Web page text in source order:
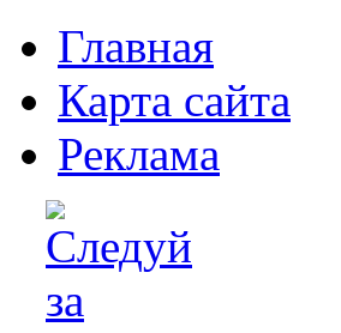
Главная
Карта сайта
Реклама